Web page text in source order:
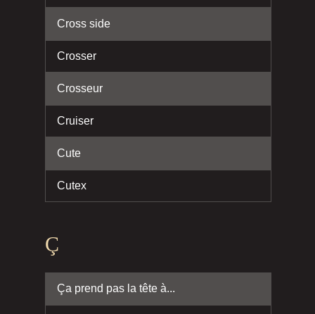
Cross side
Crosser
Crosseur
Cruiser
Cute
Cutex
Ç
Ça prend pas la tête à...